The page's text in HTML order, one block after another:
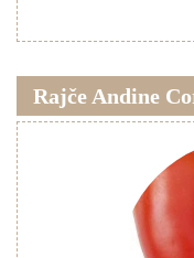
Rajče Andine